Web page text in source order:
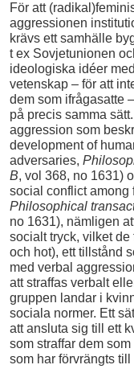
För att
aggressionen
krävs ett samhälle
t ex Sovjetunionen
ideologiska idéer
vetenskap – för att
dem som ifrågasatte
på precis samma
aggression som
development of
adversaries,
B, vol 368, no 1631)
social conflict among
Philosophical
no 1631), nämligen
socialt tryck, vilket
och hot), ett tillstånd
med verbal
att straffas verbalt
gruppen landar i
sociala normer. Ett
att ansluta sig till ett
som straffar dem
som har förvrängts till